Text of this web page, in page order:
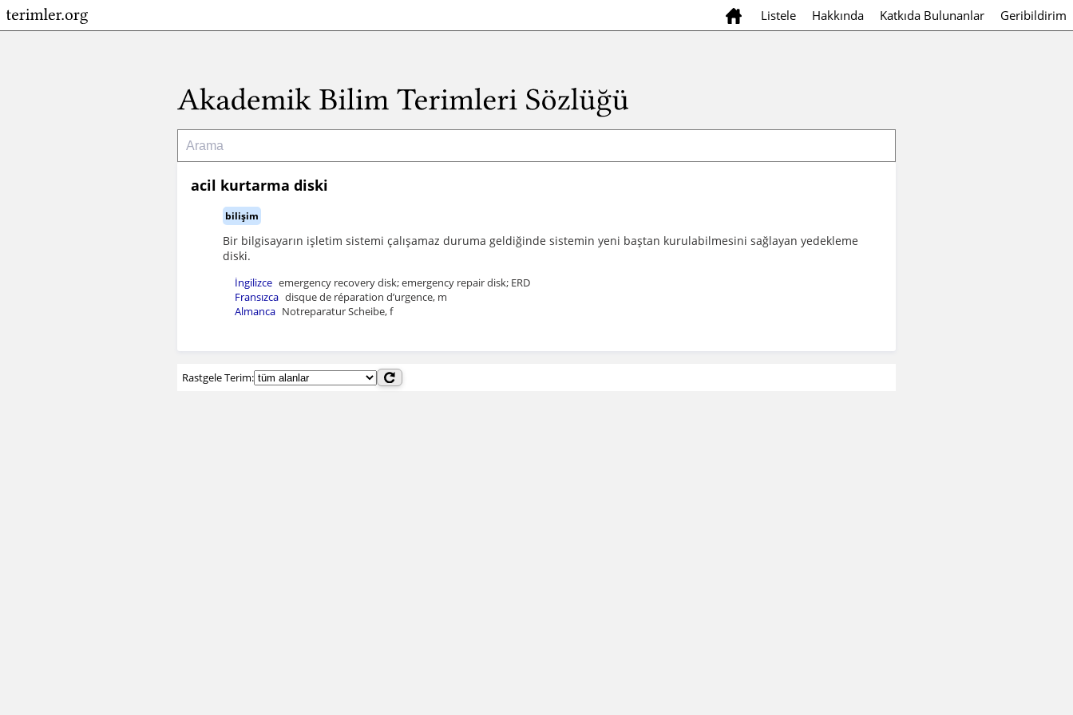
Listele Hakkında Katkıda Bulunanlar Geribildirim
acil kurtarma diski
bilişim
Bir bilgisayarın işletim sistemi çalışamaz duruma geldiğinde sistemin yeni baştan kurulabilmesini sağlayan yedekleme
diski.
İngilizce emergency recovery disk; emergency repair disk; ERD
Fransızca disque de réparation d’urgence, m
Almanca Notreparatur Scheibe, f
Rastgele Terim: